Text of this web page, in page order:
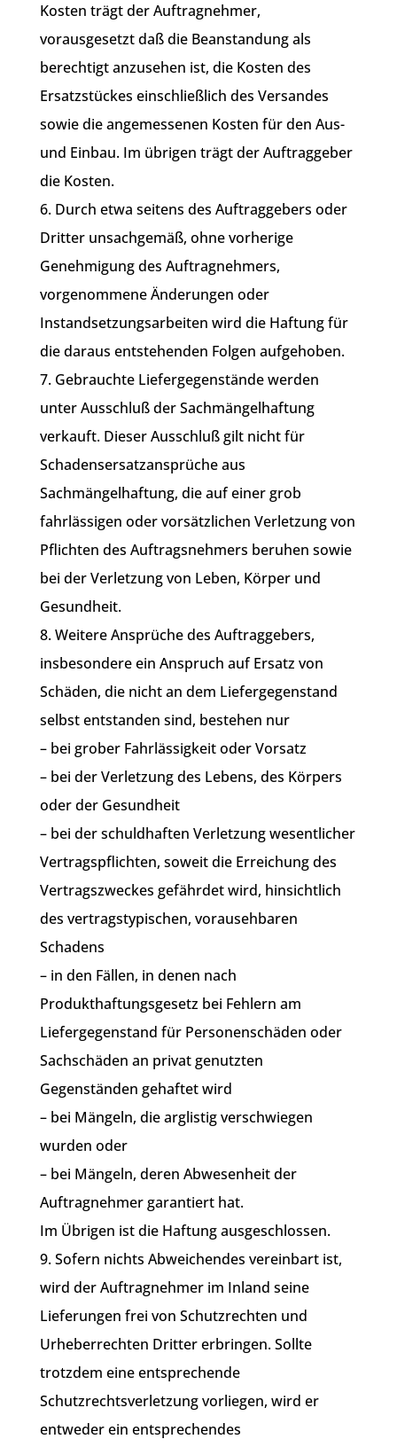
Kosten trägt der Auftragnehmer,
vorausgesetzt daß die Beanstandung als
berechtigt anzusehen ist, die Kosten des
Ersatzstückes einschließlich des Versandes
sowie die angemessenen Kosten für den Aus-
und Einbau. Im übrigen trägt der Auftraggeber
die Kosten.
6. Durch etwa seitens des Auftraggebers oder
Dritter unsachgemäß, ohne vorherige
Genehmigung des Auftragnehmers,
vorgenommene Änderungen oder
Instandsetzungsarbeiten wird die Haftung für
die daraus entstehenden Folgen aufgehoben.
7. Gebrauchte Liefergegenstände werden
unter Ausschluß der Sachmängelhaftung
verkauft. Dieser Ausschluß gilt nicht für
Schadensersatzansprüche aus
Sachmängelhaftung, die auf einer grob
fahrlässigen oder vorsätzlichen Verletzung von
Pflichten des Auftragsnehmers beruhen sowie
bei der Verletzung von Leben, Körper und
Gesundheit.
8. Weitere Ansprüche des Auftraggebers,
insbesondere ein Anspruch auf Ersatz von
Schäden, die nicht an dem Liefergegenstand
selbst entstanden sind, bestehen nur
– bei grober Fahrlässigkeit oder Vorsatz
– bei der Verletzung des Lebens, des Körpers
oder der Gesundheit
– bei der schuldhaften Verletzung wesentlicher
Vertragspflichten, soweit die Erreichung des
Vertragszweckes gefährdet wird, hinsichtlich
des vertragstypischen, vorausehbaren
Schadens
– in den Fällen, in denen nach
Produkthaftungsgesetz bei Fehlern am
Liefergegenstand für Personenschäden oder
Sachschäden an privat genutzten
Gegenständen gehaftet wird
– bei Mängeln, die arglistig verschwiegen
wurden oder
– bei Mängeln, deren Abwesenheit der
Auftragnehmer garantiert hat.
Im Übrigen ist die Haftung ausgeschlossen.
9. Sofern nichts Abweichendes vereinbart ist,
wird der Auftragnehmer im Inland seine
Lieferungen frei von Schutzrechten und
Urheberrechten Dritter erbringen. Sollte
trotzdem eine entsprechende
Schutzrechtsverletzung vorliegen, wird er
entweder ein entsprechendes